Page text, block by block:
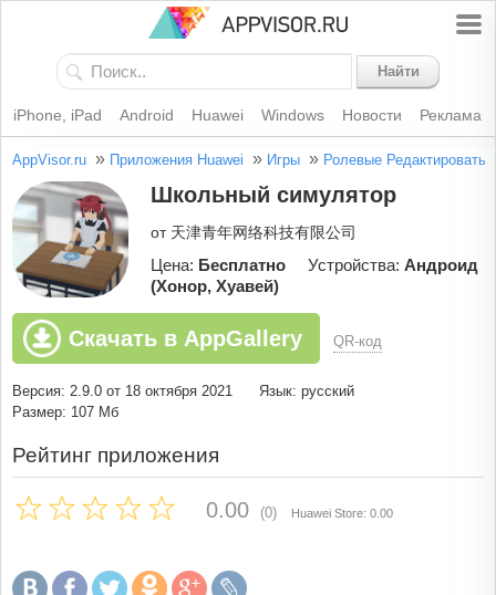
Найти
iPhone, iPad Android Huawei Windows Новости Реклама
AppVisor.ru » Приложения Huawei » Игры » Ролевые Редактировать
Школьный симулятор
от 天津青年网络科技有限公司
Цена: Бесплатно Устройства: Андроид
(Хонор, Хуавей)
Скачать в AppGallery QR-код
Версия: 2.9.0 от 18 октября 2021
Язык: русский
Размер: 107 Мб
Рейтинг приложения
0.00 (0) Huawei Store: 0.00